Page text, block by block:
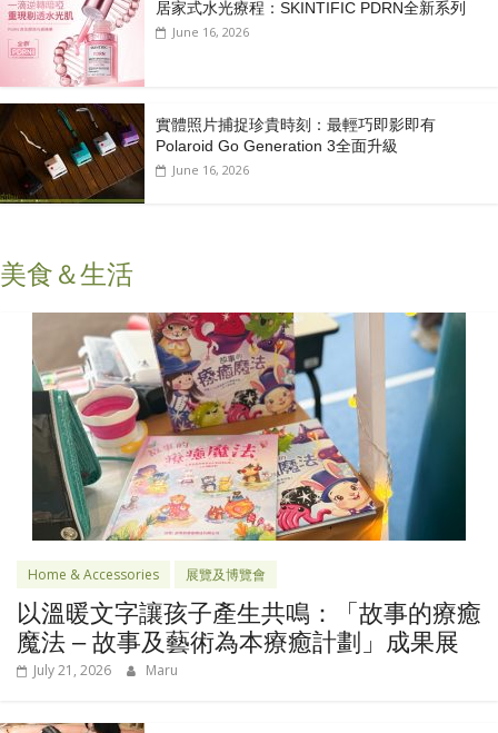
居家式水光療程：SKINTIFIC PDRN全新系列
June 16, 2026
實體照片捕捉珍貴時刻：最輕巧即影即有
Polaroid Go Generation 3全面升級
June 16, 2026
美食＆生活
Home & Accessories 展覽及博覽會
以溫暖文字讓孩子產生共鳴：「故事的療癒
魔法 – 故事及藝術為本療癒計劃」成果展
July 21, 2026 Maru